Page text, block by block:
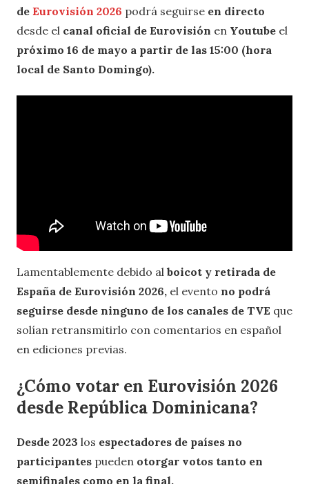
de Eurovisión 2026 podrá seguirse en directo
desde el canal oficial de Eurovisión en Youtube el
próximo 16 de mayo a partir de las 15:00 (hora
local de Santo Domingo).
Lamentablemente debido al boicot y retirada de
España de Eurovisión 2026, el evento no podrá
seguirse desde ninguno de los canales de TVE que
solían retransmitirlo con comentarios en español
en ediciones previas.
¿Cómo votar en Eurovisión 2026
desde República Dominicana?
Desde 2023 los espectadores de países no
participantes pueden otorgar votos tanto en
semifinales como en la final.